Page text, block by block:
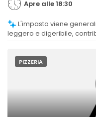
Apre alle 18:30
leggero e digeribile,
PIZZERIA